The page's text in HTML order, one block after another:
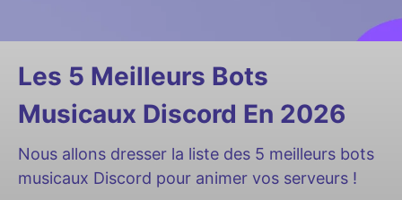
Les 5 Meilleurs Bots
Musicaux Discord En 2026
Nous allons dresser la liste des 5 meilleurs bots
musicaux Discord pour animer vos serveurs !